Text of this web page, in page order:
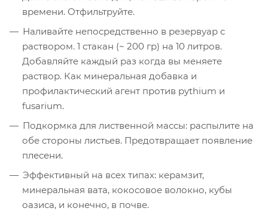
времени. Отфильтруйте.
Наливайте непосредственно в резервуар с
раствором. 1 стакан (~ 200 гр) на 10 литров.
Добавляйте каждый раз когда вы меняете
раствор. Как минеральная добавка и
профилактический агент против pythium и
fusarium.
Подкормка для лиственной массы: распылите на
обе стороны листьев. Предотвращает появление
плесени.
Эффективный на всех типах: керамзит,
минеральная вата, кокосовое волокно, кубы
оазиса, и конечно, в почве.